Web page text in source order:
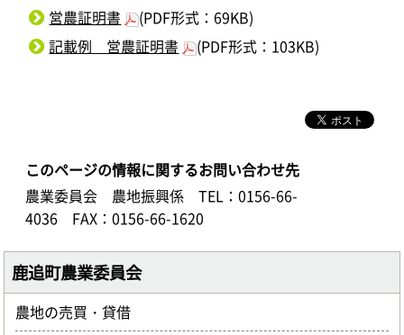
営農証明書
(PDF形式：69KB)
記載例 営農証明書
(PDF形式：103KB)
このページの情報に関するお問い合わせ先
農業委員会 農地振興係
TEL：0156-66-
4036
FAX：0156-66-1620
鹿追町農業委員会
農地の売買・貸借